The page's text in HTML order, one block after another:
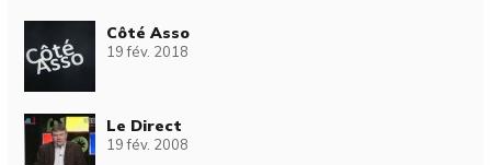
Côté Asso
19 fév. 2018
Le Direct
19 fév. 2008